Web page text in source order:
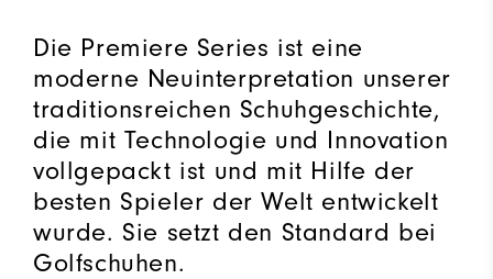
Die Premiere Series ist eine
moderne Neuinterpretation unserer
traditionsreichen Schuhgeschichte,
die mit Technologie und Innovation
vollgepackt ist und mit Hilfe der
besten Spieler der Welt entwickelt
wurde. Sie setzt den Standard bei
Golfschuhen.